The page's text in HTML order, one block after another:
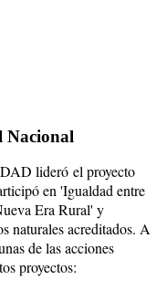
Nacional
lideró el proyecto
en 'Igualdad entre
Era Rural' y
naturales acreditados. A
de las acciones
proyectos: